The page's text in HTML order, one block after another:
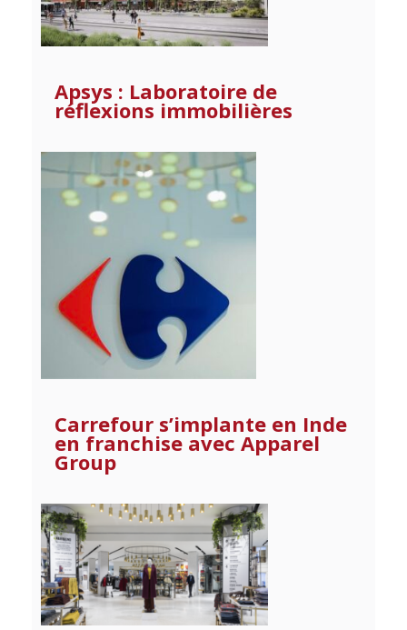
Apsys : Laboratoire de
réflexions immobilières
Carrefour s’implante en Inde
en franchise avec Apparel
Group